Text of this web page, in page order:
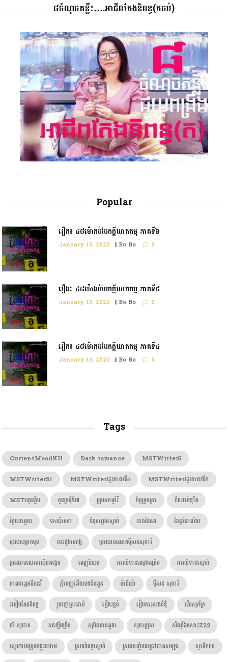
៨ចំណុចគន្លឹះ….អាជីពតែងនិពន្ធ(តចប់)
Popular
រឿង៖ ៤៨ម៉ោងបំបែកក្តីឃាតកម្ម ភាគទី៦
January 13, 2022 | Bo Bo 0
រឿង៖ ៤៨ម៉ោងបំបែកក្ដីឃាតកម្ម ភាគទី៥
January 13, 2022 | Bo Bo 0
រឿង៖ ៤៨ម៉ោងបំបែកក្តីឃាតកម្ម ភាគទី៤
January 13, 2022 | Bo Bo 0
Tags
CurrentMoodKH Dark romance
MSTWriter5
MSTWriterS1
MSTWriterរដូវកាលទី៤
MSTWriterរដូវកាលទី៥
MSTហ្វេនក្លឹប
កូនក្រមុំទី៧ ក្រុមសាមូរ៉ៃ ចិត្តត្រួតត្រា
ចំណាប់ខ្មាំង
ថ្ងៃណាមួយ
ទសប៉ាកកា ទំនុកភ្លេងស្នេហ៍ នាងនិងគេ
និរន្តរ៍អាល័យ
បុរសសម្លាកមុខ
បេះដូងមេគង្គ
ប្រលោមលោកម៉ីសនសុធារី
ប្រលោមលោកស៊ើបអង្កេត
ពេញនិយម ភាគនិទានពេជ្របណ្ឌិត
ភាគនិទានស្នេហ៍
ភាពជាអ្នកដឹកនាំ
ភ្នំពេញអើយបងនឹកអូន ម៉ានីយ៉ា
ម៉ីសន សុធារី
របៀបតែងនិពន្ធ
រូបខ្មៅស្រអាប់ រឿងរន្ធត់ រៀបការសងគំនុំ
រ៉េតសុភ័ក្រ
លី សុផាត
សន្សើមព្រឹក សុបិនឆាបឆួល សុភាប្រុស
សំណុំឯកសារZ22
ស្នេហាមេក្រុមបង្ហូរឈាម
ស្រទន់មន្តស្នេហ៍ ស្រលាញ់បងជ្រៅជាងសមុទ្រ ស្វាមីចចក